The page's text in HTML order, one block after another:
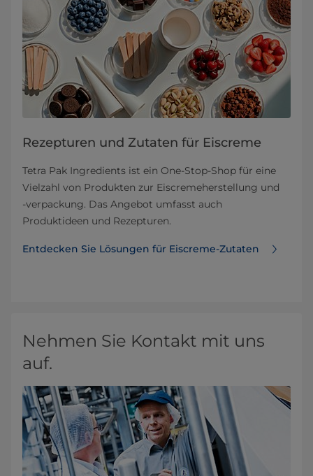
Rezepturen und Zutaten für Eiscreme
Tetra Pak Ingredients ist ein One-Stop-Shop für eine
Vielzahl von Produkten zur Eiscremeherstellung und
‑verpackung. Das Angebot umfasst auch
Produktideen und Rezepturen.
Entdecken Sie Lösungen für Eiscreme-Zutaten
Nehmen Sie Kontakt mit uns
auf.